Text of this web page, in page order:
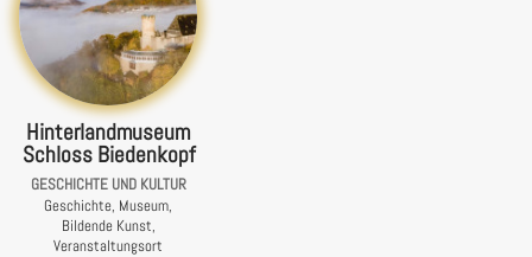
Hinterlandmuseum
Schloss Biedenkopf
GESCHICHTE UND KULTUR
Geschichte, Museum,
Bildende Kunst,
Veranstaltungsort